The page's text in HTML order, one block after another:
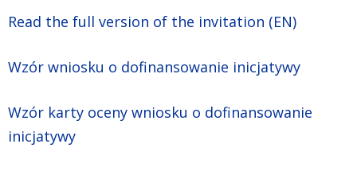
Read the full version of the invitation (EN)
Wzór wniosku o dofinansowanie inicjatywy
Wzór karty oceny wniosku o dofinansowanie
inicjatywy